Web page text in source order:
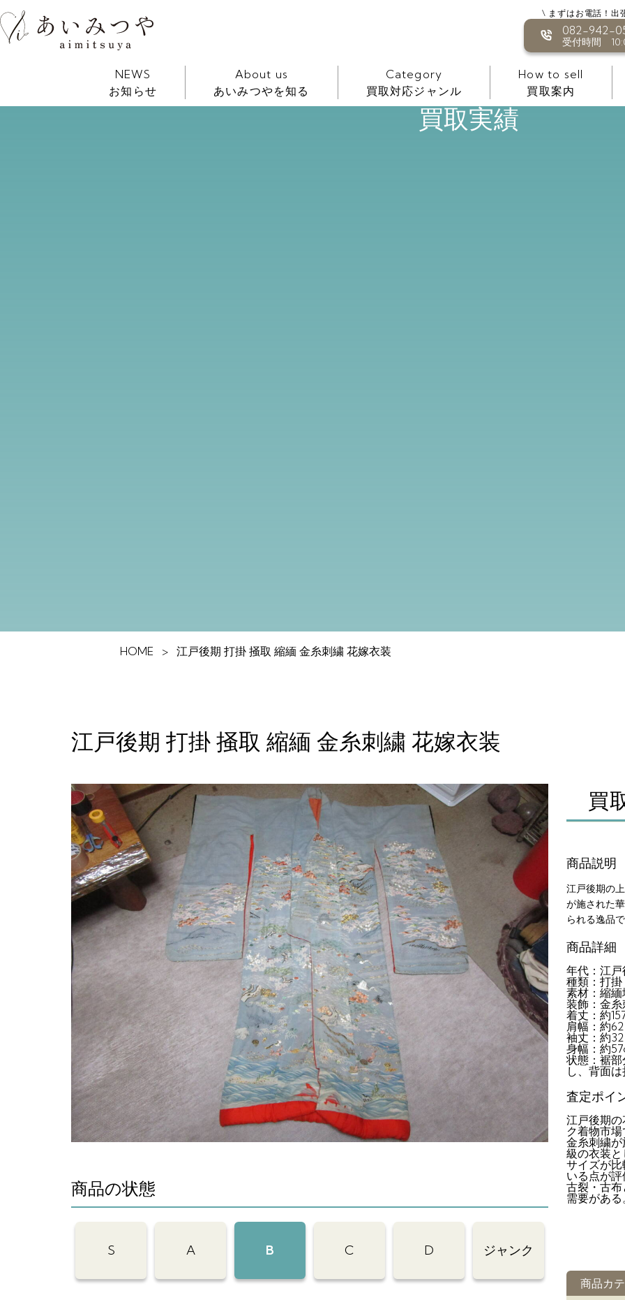
\ まずはお電話！出
082-942-
受付時間
NEWS
お知らせ
About us
あいみつやを知る
Category
買取対応ジャンル
How to sell
買取案内
買取実績
HOME 江戸後期 打掛 掻取 縮緬 金糸刺繍 花嫁衣装
江戸後期 打掛 掻取 縮緬 金糸刺繍 花嫁衣装
商品の状態
S A B C D ジャンク
買
商品説明
江戸後期の
が施された
られる逸品
商品詳細
年代：江戸
種類：打
素材：縮緬
装飾：金糸
着丈：約
肩幅：約
袖丈：約
身幅：約
状態：裾
し、背面
査定ポイ
江戸後期
ク着物市
金糸刺繍
級の衣装
サイズが
いる点が
古裂・古
需要がある
商品カ